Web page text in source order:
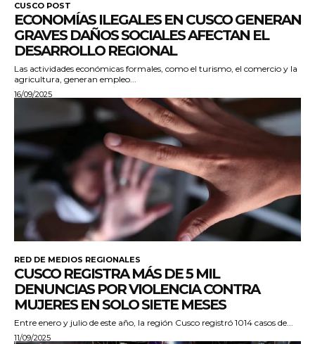
CUSCO POST
ECONOMÍAS ILEGALES EN CUSCO GENERAN
GRAVES DAÑOS SOCIALES AFECTAN EL
DESARROLLO REGIONAL
Las actividades económicas formales, como el turismo, el comercio y la
agricultura, generan empleo...
16/09/2025
RED DE MEDIOS REGIONALES
CUSCO REGISTRA MÁS DE 5 MIL
DENUNCIAS POR VIOLENCIA CONTRA
MUJERES EN SOLO SIETE MESES
Entre enero y julio de este año, la región Cusco registró 1014 casos de...
11/09/2025